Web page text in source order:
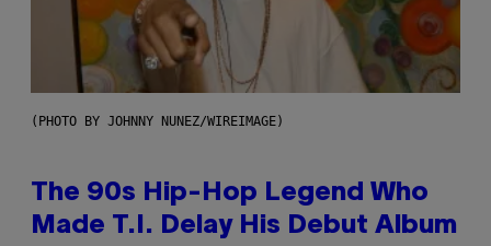
(PHOTO BY JOHNNY NUNEZ/WIREIMAGE)
The 90s Hip-Hop Legend Who
Made T.I. Delay His Debut Album